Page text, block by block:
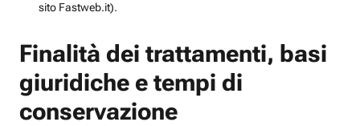
sito Fastweb.it).
Finalità dei trattamenti, basi
giuridiche e tempi di
conservazione